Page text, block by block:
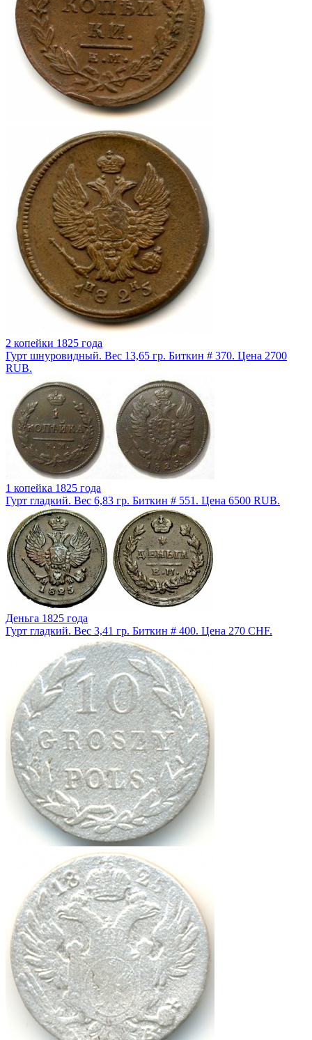
2 копейки 1825 года
Гурт шнуровидный. Вес 13,65 гр. Биткин # 370. Цена 2700
RUB.
1 копейка 1825 года
Гурт гладкий. Вес 6,83 гр. Биткин # 551. Цена 6500 RUB.
Деньга 1825 года
Гурт гладкий. Вес 3,41 гр. Биткин # 400. Цена 270 CHF.